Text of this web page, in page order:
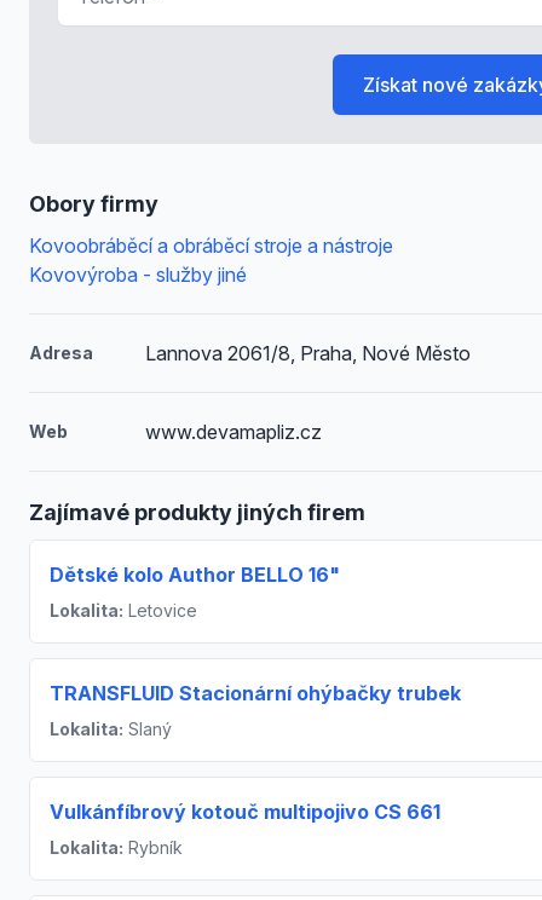
Obory firmy
Kovoobráběcí a obráběcí stroje a nástroje
Kovovýroba - služby jiné
Adresa Lannova 2061/8, Praha, Nové Město
Web www.devamapliz.cz
Zajímavé produkty jiných firem
Dětské kolo Author BELLO 16"
Lokalita: Letovice
TRANSFLUID Stacionární ohýbačky trubek
Lokalita: Slaný
Vulkánfíbrový kotouč multipojivo CS 661
Lokalita: Rybník
Získat nové